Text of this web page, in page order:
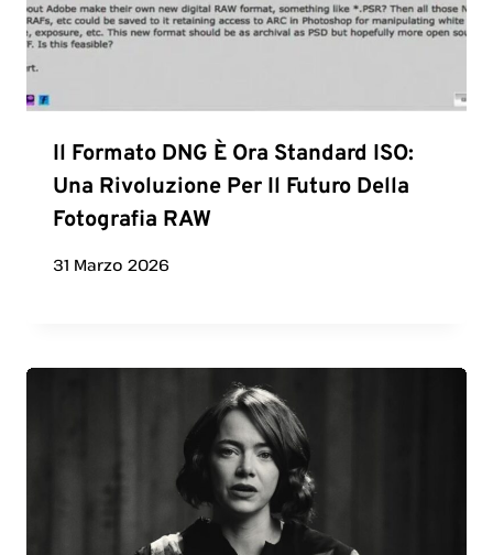
Il Formato DNG È Ora Standard ISO:
Una Rivoluzione Per Il Futuro Della
Fotografia RAW
31 Marzo 2026